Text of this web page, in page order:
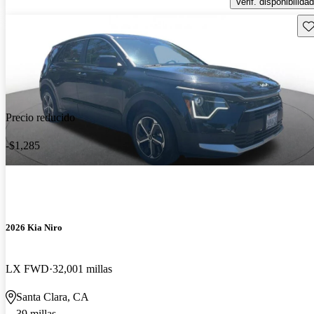
Precio reducido
-$1,285
2026 Kia Niro
LX FWD 32,001 millas
Santa Clara, CA